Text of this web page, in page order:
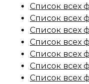
Список всех
Список всех
Список всех
Список всех
Список всех
Список всех
Список всех